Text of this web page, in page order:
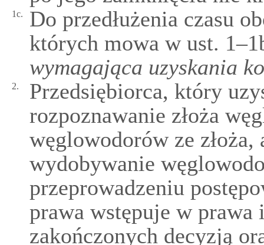
1c.
Do przedłużenia czasu
których mowa w ust.
wymagająca uzyskania
2.
Przedsiębiorca, który
rozpoznawanie złoża
węglowodorów ze złoża,
wydobywanie
przeprowadzeniu
prawa wstępuje w
zakończonych decyzją